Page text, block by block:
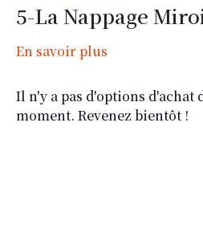
5-La Nappage
En savoir plus
Il n'y a pas d'options
moment. Revenez bientôt !